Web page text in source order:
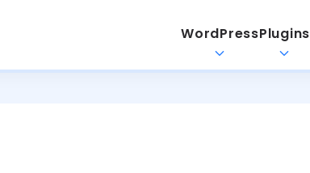
WordPressPlugins